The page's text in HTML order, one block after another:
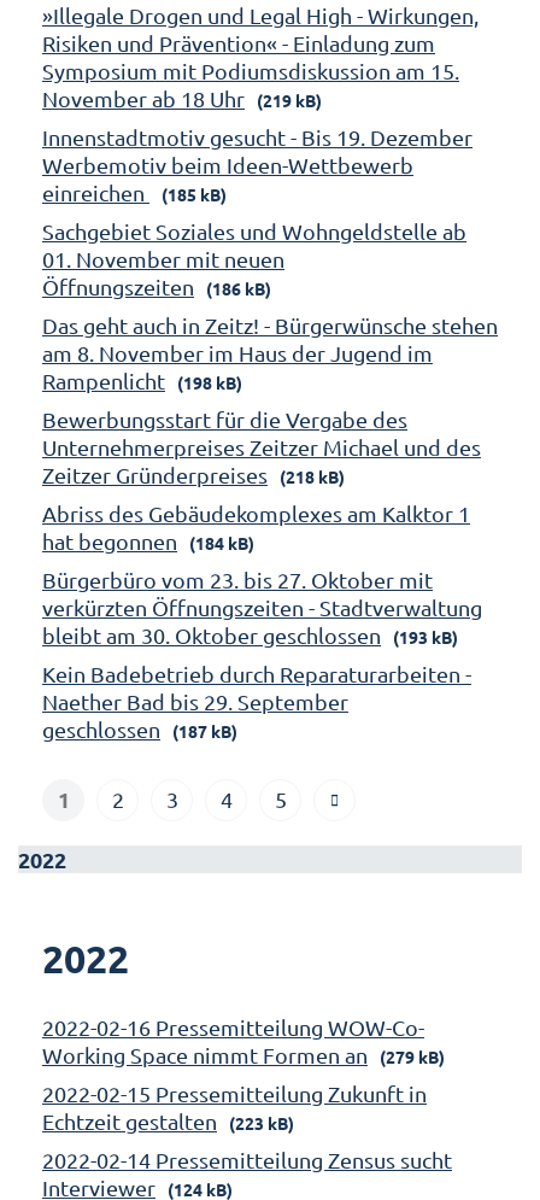
»Illegale Drogen und Legal High - Wirkungen,
Risiken und Prävention« - Einladung zum
Symposium mit Podiumsdiskussion am 15.
November ab 18 Uhr
(219 kB)
Innenstadtmotiv gesucht - Bis 19. Dezember
Werbemotiv beim Ideen-Wettbewerb
einreichen
(185 kB)
Sachgebiet Soziales und Wohngeldstelle ab
01. November mit neuen
Öffnungszeiten
(186 kB)
Das geht auch in Zeitz! - Bürgerwünsche stehen
am 8. November im Haus der Jugend im
Rampenlicht
(198 kB)
Bewerbungsstart für die Vergabe des
Unternehmerpreises Zeitzer Michael und des
Zeitzer Gründerpreises
(218 kB)
Abriss des Gebäudekomplexes am Kalktor 1
hat begonnen
(184 kB)
Bürgerbüro vom 23. bis 27. Oktober mit
verkürzten Öffnungszeiten - Stadtverwaltung
bleibt am 30. Oktober geschlossen
(193 kB)
Kein Badebetrieb durch Reparaturarbeiten -
Naether Bad bis 29. September
geschlossen
(187 kB)
1 2 3 4 5
2022
2022
2022-02-16 Pressemitteilung WOW-Co-
Working Space nimmt Formen an
(279 kB)
2022-02-15 Pressemitteilung Zukunft in
Echtzeit gestalten
(223 kB)
2022-02-14 Pressemitteilung Zensus sucht
Interviewer
(124 kB)